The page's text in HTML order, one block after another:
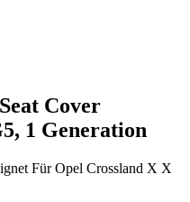
Cover
1 Generation